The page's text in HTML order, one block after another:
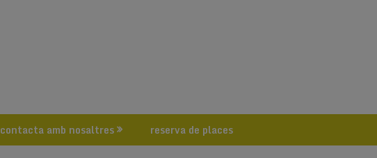
contacta amb nosaltres reserva de places